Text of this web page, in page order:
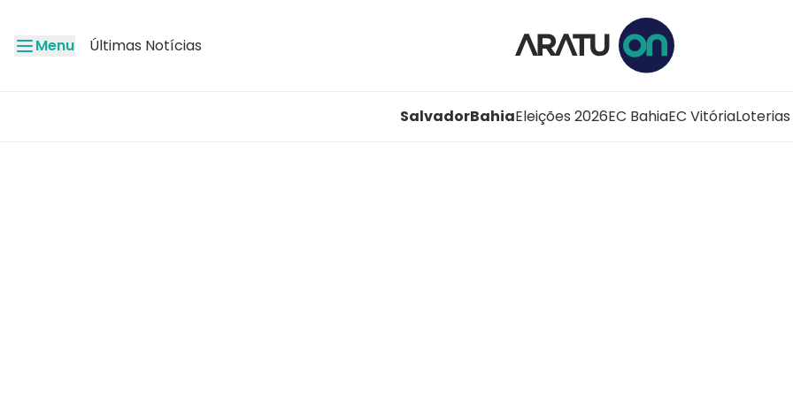
Menu Últimas Notícias
SalvadorBahiaEleições 2026EC BahiaEC VitóriaLoterias